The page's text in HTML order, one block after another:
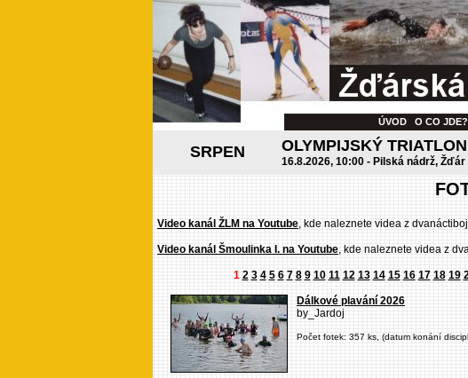
ÚVOD O CO JDE?
SRPEN OLYMPIJSKÝ TRIATLON
16.8.2026, 10:00 - Pilská nádrž, Žďár
Video kanál ŽLM na Youtube, kde naleznete videa z
Video kanál Šmoulinka I. na Youtube, kde naleznete videa z
1 2 3 4 5 6 7 8 9 10 11 12 13 14 15 16 17 18 19
Dálkové plavání 2026
by_Jardoj
Počet fotek: 357 ks, (datum konání